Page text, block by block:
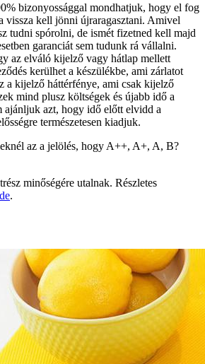
bizonyossággal mondhatjuk, hogy el fog
vissza kell jönni újraragasztani. Amivel
tudni spórolni, de ismét fizetned kell majd
garanciát sem tudunk rá vállalni.
az elváló kijelző vagy hátlap mellett
kerülhet a készülékbe, ami zárlatot
a kijelző háttérfénye, ami csak kijelző
mind plusz költségek és újabb idő a
ajánljuk azt, hogy idő előtt elvidd a
természetesen kiadjuk.
az a jelölés, hogy A++, A+, A, B?
minőségére utalnak. Részletes
.